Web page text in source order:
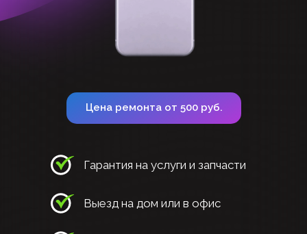
Гарантия на услуги и запчасти
Выезд на дом или в офис
Цена ремонта от 500 руб.